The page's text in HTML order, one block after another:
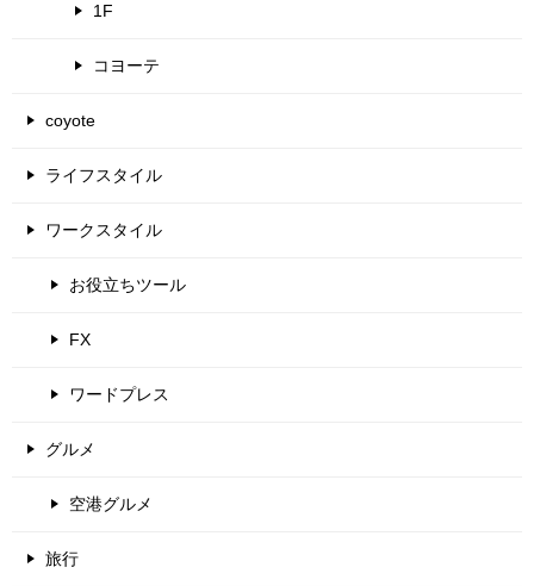
1F
コヨーテ
coyote
ライフスタイル
ワークスタイル
お役立ちツール
FX
ワードプレス
グルメ
空港グルメ
旅行